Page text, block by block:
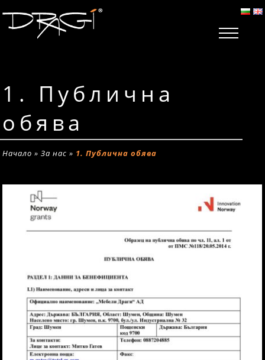
1. Публична
обява
Начало »За нас » 1. Публична обява